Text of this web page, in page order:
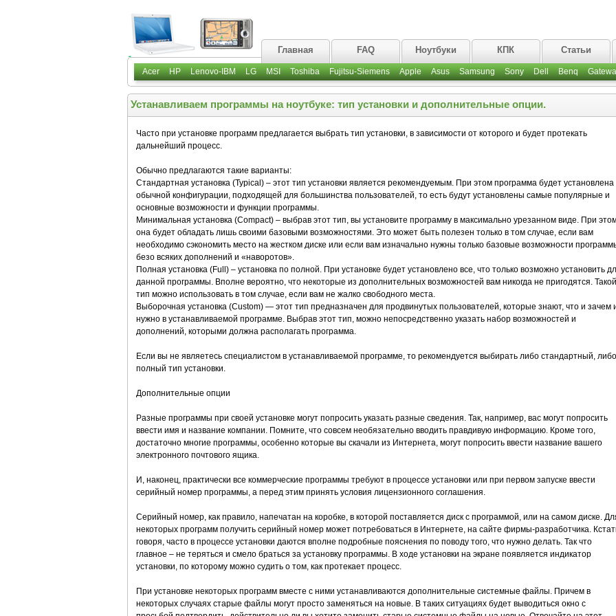
Главная FAQ Ноутбуки КПК Статьи
Acer HP Lenovo-IBM LG MSI Toshiba Fujitsu-Siemens Apple Asus Samsung Sony Dell Benq
Устанавливаем программы на ноутбуке: тип установки и дополнительные опции.
Часто при установке программ предлагается выбрать тип установки, в зависимости от которого и будет протекать
дальнейший процесс.
Обычно предлагаются такие варианты:
Стандартная установка (Турiсаl) – этот тип установки является рекомендуемым. При этом программа будет установлена
обычной конфигурации, подходящей для большинства пользователей, то есть будут установлены самые популярные и
основные возможности и функции программы.
Минимальная установка (Compact) – выбрав этот тип, вы установите программу в максимально урезанном виде. При
она будет обладать лишь своими базовыми возможностями. Это может быть полезен только в том случае, если вам
необходимо сэкономить место на жестком диске или если вам изначально нужны только базовые возможности
безо всяких дополнений и «наворотов».
Полная установка (Full) – установка по полной. При установке будет установлено все, что только возможно установить
данной программы. Вполне вероятно, что некоторые из дополнительных возможностей вам никогда не пригодятся. Такой
тип можно использовать в том случае, если вам не жалко свободного места.
Выборочная установка (Custom) — этот тип предназначен для продвинутых пользователей, которые знают, что и зачем
нужно в устанавливаемой программе. Выбрав этот тип, можно непосредственно указать набор возможностей и
дополнений, которыми должна располагать программа.
Если вы не являетесь специалистом в устанавливаемой программе, то рекомендуется выбирать либо стандартный, либо
полный тип установки.
Дополнительные опции
Разные программы при своей установке могут попросить указать разные сведения. Так, например, вас могут попросить
ввести имя и название компании. Помните, что совсем необязательно вводить правдивую информацию. Кроме того,
достаточно многие программы, особенно которые вы скачали из Интернета, могут попросить ввести название вашего
электронного почтового ящика.
И, наконец, практически все коммерческие программы требуют в процессе установки или при первом запуске ввести
серийный номер программы, а перед этим принять условия лицензионного соглашения.
Серийный номер, как правило, напечатан на коробке, в которой поставляется диск с программой, или на самом диске.
некоторых программ получить серийный номер может потребоваться в Интернете, на сайте фирмы-разработчика.
говоря, часто в процессе установки даются вполне подробные пояснения по поводу того, что нужно делать. Так что
главное – не теряться и смело браться за установку программы. В ходе установки на экране появляется индикатор
установки, по которому можно судить о том, как протекает процесс.
При установке некоторых программ вместе с ними устанавливаются дополнительные системные файлы. Причем в
некоторых случаях старые файлы могут просто заменяться на новые. В таких ситуациях будет выводиться окно с